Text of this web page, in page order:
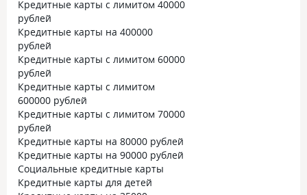
Кредитные карты с лимитом 40000
рублей
Кредитные карты на 400000
рублей
Кредитные карты с лимитом 60000
рублей
Кредитные карты с лимитом
600000 рублей
Кредитные карты с лимитом 70000
рублей
Кредитные карты на 80000 рублей
Кредитные карты на 90000 рублей
Социальные кредитные карты
Кредитные карты для детей